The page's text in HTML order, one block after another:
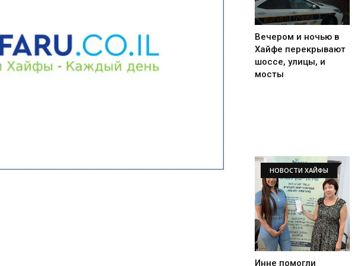
Вечером и ночью в
Хайфе перекрывают
шоссе, улицы, и
мосты
НОВОСТИ ХАЙФЫ
Инне помогли